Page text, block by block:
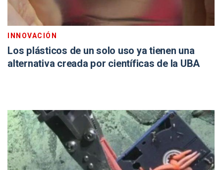
INNOVACIÓN
Los plásticos de un solo uso ya tienen una
alternativa creada por científicas de la UBA